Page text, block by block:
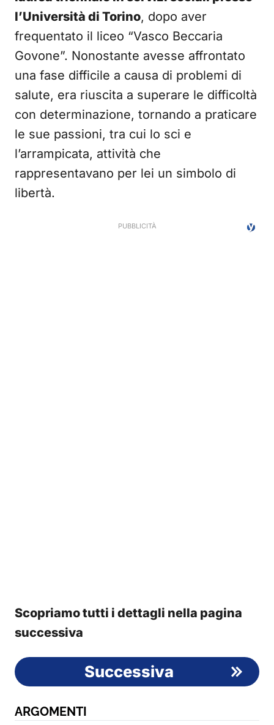
l’Università di Torino, dopo aver
frequentato il liceo “Vasco Beccaria
Govone”. Nonostante avesse affrontato
una fase difficile a causa di problemi di
salute, era riuscita a superare le difficoltà
con determinazione, tornando a praticare
le sue passioni, tra cui lo sci e
l’arrampicata, attività che
rappresentavano per lei un simbolo di
libertà.
Scopriamo tutti i dettagli nella pagina
successiva
Successiva
ARGOMENTI